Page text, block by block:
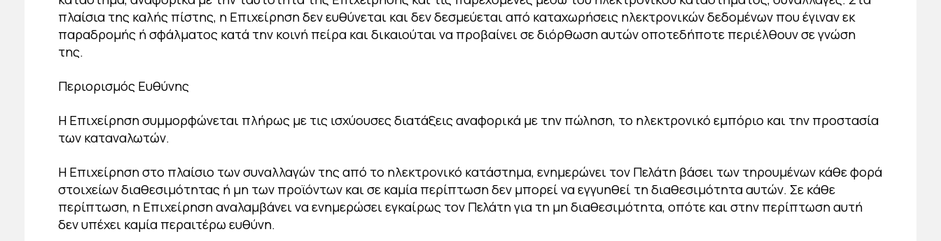
πλαίσια της καλής πίστης, η Επιχείρηση δεν ευθύνεται και δεν δεσμεύεται από καταχωρήσεις ηλεκτρονικών δεδομένων που έγιναν εκ
παραδρομής ή σφάλματος κατά την κοινή πείρα και δικαιούται να προβαίνει σε διόρθωση αυτών οποτεδήποτε περιέλθουν σε γνώση
της.
Περιορισμός Ευθύνης
Η Επιχείρηση συμμορφώνεται πλήρως με τις ισχύουσες διατάξεις αναφορικά με την πώληση, το ηλεκτρονικό εμπόριο και την προστασία
των καταναλωτών.
Η Επιχείρηση στο πλαίσιο των συναλλαγών της από το ηλεκτρονικό κατάστημα, ενημερώνει τον Πελάτη βάσει των τηρουμένων κάθε φορά
στοιχείων διαθεσιμότητας ή μη των προϊόντων και σε καμία περίπτωση δεν μπορεί να εγγυηθεί τη διαθεσιμότητα αυτών. Σε κάθε
περίπτωση, η Επιχείρηση αναλαμβάνει να ενημερώσει εγκαίρως τον Πελάτη για τη μη διαθεσιμότητα, οπότε και στην περίπτωση αυτή
δεν υπέχει καμία περαιτέρω ευθύνη.